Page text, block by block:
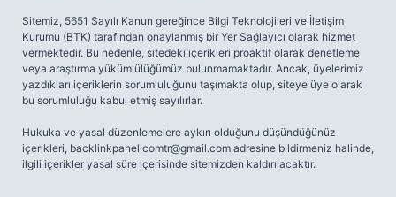
Sitemiz, 5651 Sayılı Kanun gereğince Bilgi Teknolojileri ve İletişim
Kurumu (BTK) tarafından onaylanmış bir Yer Sağlayıcı olarak hizmet
vermektedir. Bu nedenle, sitedeki içerikleri proaktif olarak denetleme
veya araştırma yükümlülüğümüz bulunmamaktadır. Ancak, üyelerimiz
yazdıkları içeriklerin sorumluluğunu taşımakta olup, siteye üye olarak
bu sorumluluğu kabul etmiş sayılırlar.
Hukuka ve yasal düzenlemelere aykırı olduğunu düşündüğünüz
içerikleri, backlinkpanelicomtr@gmail.com adresine bildirmeniz halinde,
ilgili içerikler yasal süre içerisinde sitemizden kaldırılacaktır.